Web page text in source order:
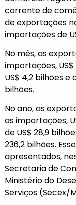
corrente de
de exportações
importações de
No mês, as
importações, US$
US$ 4,2 bilhões
bilhões.
No ano, as
as importações,
de US$ 28,9
236,2 bilhões.
apresentados,
Secretaria de
Ministério do
Serviços (Secex/